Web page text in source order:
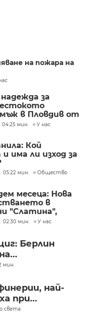
на пожара на
за
в Пловдив от
04:25 мин. У нас
Кой
има ли изход за
05:22 мин. Общество
месеца: Нова
в
"Слатина",
02:30 мин. У нас
Берлин
мин.
най-
при...
света